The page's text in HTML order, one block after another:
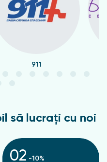
911
să lucrați cu noi
02 -10%